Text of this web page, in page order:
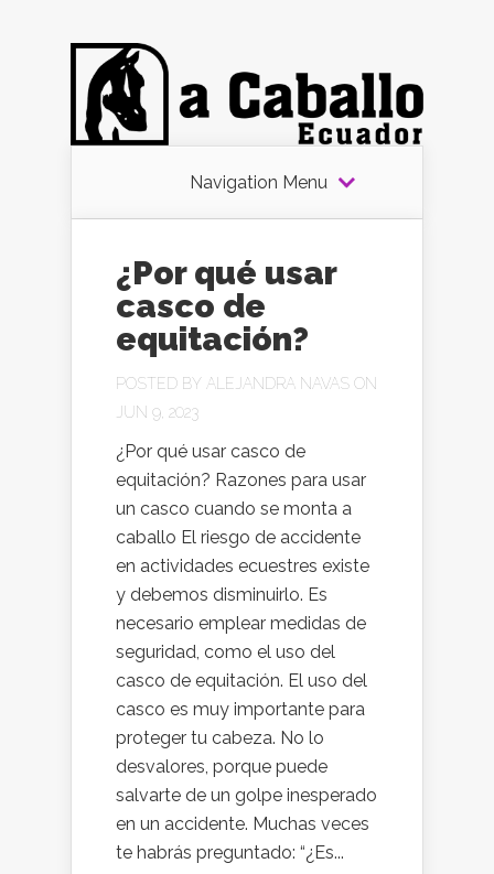
Navigation Menu
¿Por qué usar
casco de
equitación?
POSTED BY ALEJANDRA NAVAS ON
JUN 9, 2023
¿Por qué usar casco de
equitación? Razones para usar
un casco cuando se monta a
caballo El riesgo de accidente
en actividades ecuestres existe
y debemos disminuirlo. Es
necesario emplear medidas de
seguridad, como el uso del
casco de equitación. El uso del
casco es muy importante para
proteger tu cabeza. No lo
desvalores, porque puede
salvarte de un golpe inesperado
en un accidente. Muchas veces
te habrás preguntado: “¿Es...